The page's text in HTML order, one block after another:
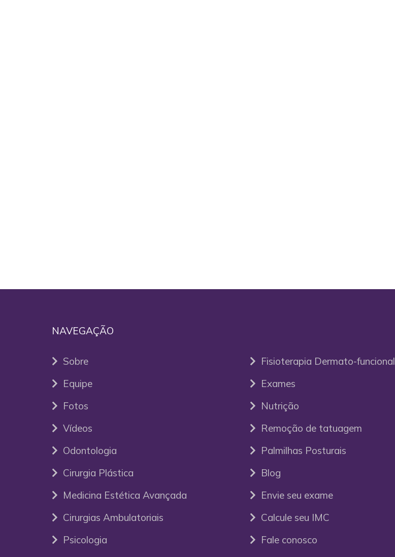
NAVEGAÇÃO
Sobre
Equipe
Fotos
Vídeos
Odontologia
Cirurgia Plástica
Medicina Estética Avançada
Cirurgias Ambulatoriais
Psicologia
Fisioterapia Dermato-funcional
Exames
Nutrição
Remoção de tatuagem
Palmilhas Posturais
Blog
Envie seu exame
Calcule seu IMC
Fale conosco